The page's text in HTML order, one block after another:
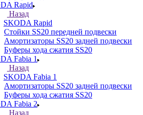
Rapid
Назад
SKODA Rapid
Стойки SS20 передней подвески
Амортизаторы SS20 задней подвески
Буферы хода сжатия SS20
Fabia 1
Назад
SKODA Fabia 1
Амортизаторы SS20 задней подвески
Буферы хода сжатия SS20
Fabia 2
Назад